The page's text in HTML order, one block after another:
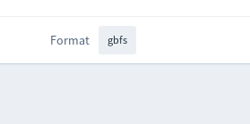
Format gbfs